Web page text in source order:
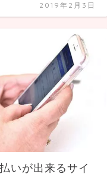
2019年2月3日
いが出来るサイ